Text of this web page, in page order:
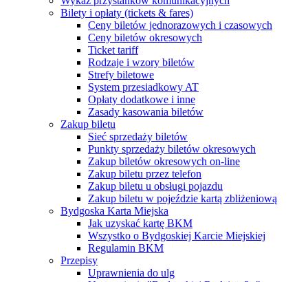
Bilety i opłaty (tickets & fares)
Ceny biletów jednorazowych i czasowych
Ceny biletów okresowych
Ticket tariff
Rodzaje i wzory biletów
Strefy biletowe
System przesiadkowy AT
Opłaty dodatkowe i inne
Zasady kasowania biletów
Zakup biletu
Sieć sprzedaży biletów
Punkty sprzedaży biletów okresowych
Zakup biletów okresowych on-line
Zakup biletu przez telefon
Zakup biletu u obsługi pojazdu
Zakup biletu w pojeździe kartą zbliżeniową
Bydgoska Karta Miejska
Jak uzyskać kartę BKM
Wszystko o Bydgoskiej Karcie Miejskiej
Regulamin BKM
Przepisy
Uprawnienia do ulg